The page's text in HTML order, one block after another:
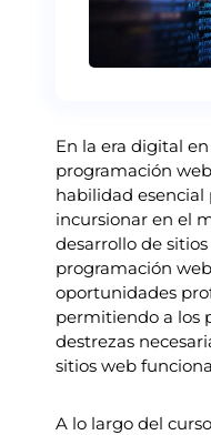
En la era digital
programación
habilidad esencial
incursionar en el
desarrollo de
programación
oportunidades
permitiendo a los
destrezas
sitios web
A lo largo del